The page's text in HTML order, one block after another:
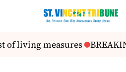
living measures